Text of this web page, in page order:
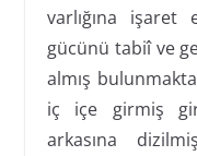
varlığına işaret
gücünü tabiî ve
almış
iç içe girmiş
arkasına